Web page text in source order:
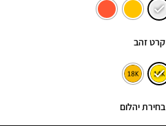
קרט זהב
בחירת יהלום